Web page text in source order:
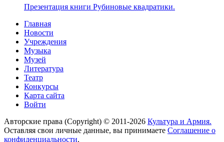
Презентация книги Рубиновые квадратики.
Главная
Новости
Учреждения
Музыка
Музей
Литература
Театр
Конкурсы
Карта сайта
Войти
Авторские права (Copyright) © 2011-2026 Культура и Армия.
Оставляя свои личные данные, вы принимаете Соглашение о
конфиденциальности.